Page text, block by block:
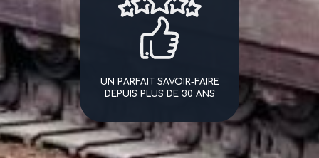
UN PARFAIT SAVOIR-FAIRE
DEPUIS PLUS DE 30 ANS